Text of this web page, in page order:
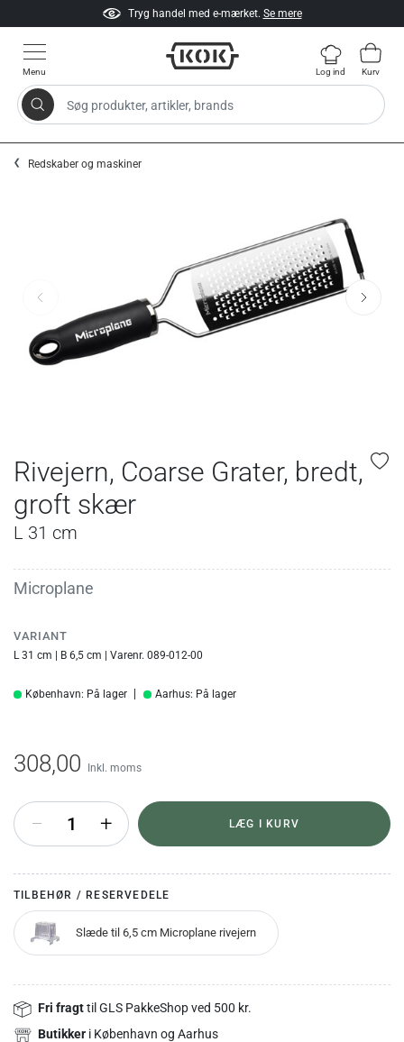
Tryg handel med e-mærket. Se mere
Menu
Søg produkter, artikler, brands
Log ind Kurv
Redskaber og maskiner
Rivejern, Coarse Grater, bredt,
groft skær
L 31 cm
Microplane
VARIANT
L 31 cm | B 6,5 cm | Varenr. 089-012-00
København: På lager Aarhus: På lager
308,00 Inkl. moms
+ LÆG I KURV
TILBEHØR / RESERVEDELE
Slæde til 6,5 cm Microplane rivejern
Fri fragttil GLS PakkeShop ved 500 kr.
Butikker i København og Aarhus